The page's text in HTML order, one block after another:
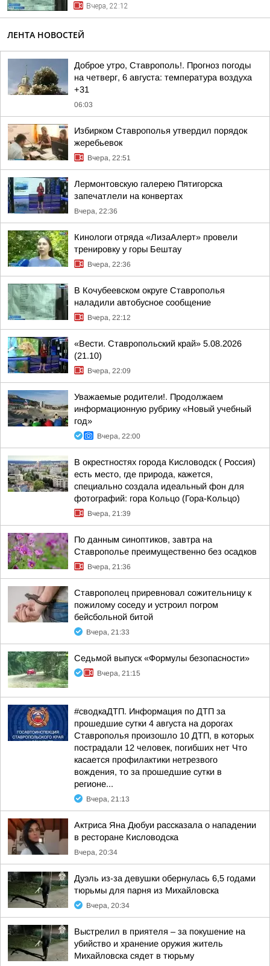
Вчера, 22:12
ЛЕНТА НОВОСТЕЙ
Доброе утро, Ставрополь!. Прогноз погоды
на четверг, 6 августа: температура воздуха
+31
06:03
Избирком Ставрополья утвердил порядок
жеребьевок
Вчера, 22:51
Лермонтовскую галерею Пятигорска
запечатлели на конвертах
Вчера, 22:36
Кинологи отряда «ЛизаАлерт» провели
тренировку у горы Бештау
Вчера, 22:36
В Кочубеевском округе Ставрополья
наладили автобусное сообщение
Вчера, 22:12
«Вести. Ставропольский край» 5.08.2026
(21.10)
Вчера, 22:09
Уважаемые родители!. Продолжаем
информационную рубрику «Новый учебный
год»
Вчера, 22:00
В окрестностях города Кисловодск ( Россия)
есть место, где природа, кажется,
специально создала идеальный фон для
фотографий: гора Кольцо (Гора-Кольцо)
Вчера, 21:39
По данным синоптиков, завтра на
Ставрополье преимущественно без осадков
Вчера, 21:36
Ставрополец приревновал сожительницу к
пожилому соседу и устроил погром
бейсбольной битой
Вчера, 21:33
Седьмой выпуск «Формулы безопасности»
Вчера, 21:15
#сводкаДТП. Информация по ДТП за
прошедшие сутки 4 августа на дорогах
Ставрополья произошло 10 ДТП, в которых
пострадали 12 человек, погибших нет Что
касается профилактики нетрезвого
вождения, то за прошедшие сутки в
регионе...
Вчера, 21:13
Актриса Яна Дюбуи рассказала о нападении
в ресторане Кисловодска
Вчера, 20:34
Дуэль из-за девушки обернулась 6,5 годами
тюрьмы для парня из Михайловска
Вчера, 20:34
Выстрелил в приятеля – за покушение на
убийство и хранение оружия житель
Михайловска сядет в тюрьму